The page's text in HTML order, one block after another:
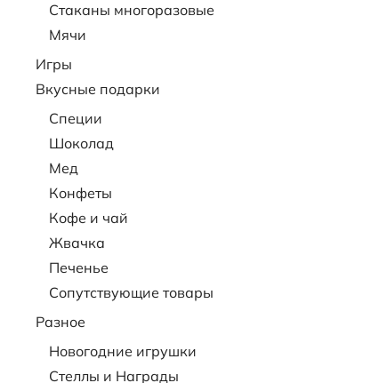
Стаканы многоразовые
Мячи
Игры
Вкусные подарки
Специи
Шоколад
Мед
Конфеты
Кофе и чай
Жвачка
Печенье
Сопутствующие товары
Разное
Новогодние игрушки
Стеллы и Награды